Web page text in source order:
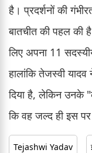
है। प्रदर्शनों की
बातचीत की पहल की
लिए अपना 11
हालांकि तेजस्वी
दिया है, लेकिन उनके
कि वह जल्द ही इस
Tejashwi Yadav